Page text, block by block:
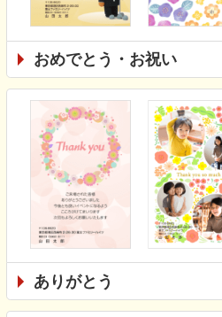
おめでとう・お祝い
ありがとう